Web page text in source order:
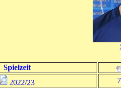
Spielzeit
2022/23
7